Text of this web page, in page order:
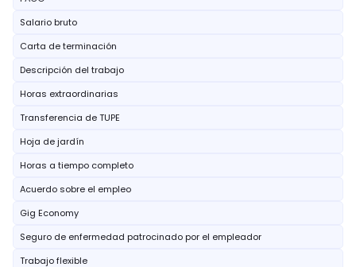
Salario bruto
Carta de terminación
Descripción del trabajo
Horas extraordinarias
Transferencia de TUPE
Hoja de jardín
Horas a tiempo completo
Acuerdo sobre el empleo
Gig Economy
Seguro de enfermedad patrocinado por el empleador
Trabajo flexible